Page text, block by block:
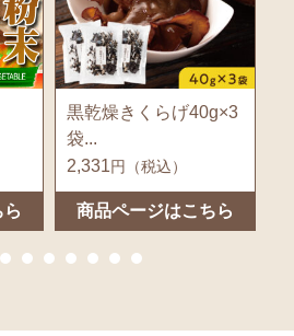
黒乾燥きくらげ40g×3
袋...
2,331円（税込）
商品ページはこちら